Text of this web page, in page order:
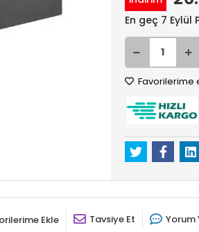
En geç 7
Favorilerime
Ekle Tavsiye Et Yorum